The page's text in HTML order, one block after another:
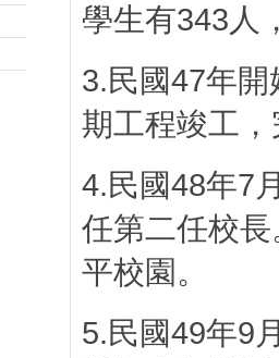
學生有343 人
3.民國47年開
期工程竣工
4.民國48年7
任第二任校
平校園。
5.民國49年9